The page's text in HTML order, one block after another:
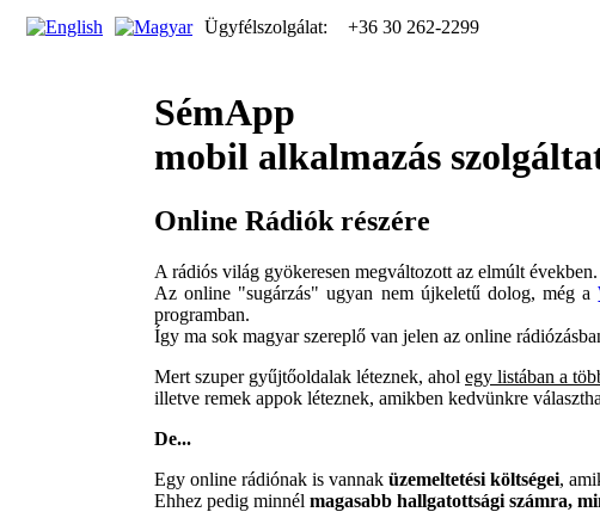
Ügyfélszolgálat: +36 30 262-2299
SémApp
mobil alkalmazás
Online Rádiók részére
A rádiós világ gyökeresen megváltozott az elmúlt
Az online "sugárzás" ugyan nem újkeletű dolog, még a
programban.
Így ma sok magyar szereplő van jelen az online
Mert szuper gyűjtőoldalak léteznek, ahol egy listában a
illetve remek appok léteznek, amikben kedvünkre
De...
Egy online rádiónak is vannak üzemeltetési költségei,
Ehhez pedig minnél magasabb hallgatottsági számra,